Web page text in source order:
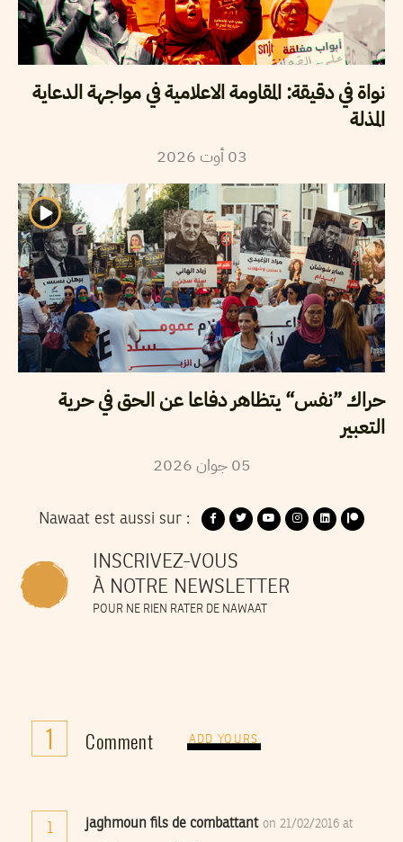
نواة في دقيقة: المقاومة الاعلامية في مواجهة الدعاية
المذلة
03 أوت2026
حراك ”نفس“ يتظاهر دفاعا عن الحق في حرية
التعبير
05 جوان2026
Nawaat est aussi sur :
INSCRIVEZ-VOUS
À NOTRE NEWSLETTER
POUR NE RIEN RATER DE NAWAAT
1 Comment ADD YOURS
1 jaghmoun fils de combattant on 21/02/2016 at